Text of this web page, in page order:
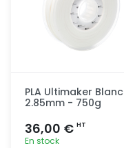
PLA Ultimaker
2.85mm - 750g
36,00 € HT
En stock